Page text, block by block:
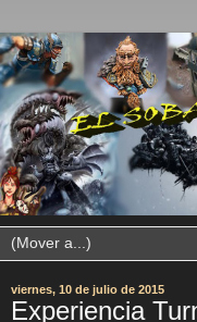
viernes, 10 de julio de 2015
Experiencia